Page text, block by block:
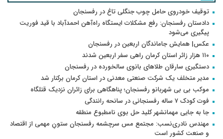
توقیف خودروی حامل چوب جنگلی تاغ در رفسنجان
دادستان رفسنجان: رفع مشکلات ایستگاه راه‌آهن احمدآباد با قید فوریت
پیگیری می‌شود
عکس| همایش جاماندگان اربعین در رفسنجان
۱۱۰ هزار زائر استان کرمان راهی سفر اربعین شدند
دستگیری سارقان طلاهای بانوی سالخورده در رفسنجان
مدیر متخلف یک شرکت صنعتی معدنی در استان کرمان برکنار شد
موکب بی بی شهربانو رفسنجان؛ پناهگاهی برای زائران نزدیک قتلگاه
فوت کودک ۷ ساله رفسنجانی در سانحه رانندگی
جا به جایی مهمانشهر کلید حل بوی نامطبوع منطقه
مهندس نادری‌نسب: مجتمع مس سرچشمه رفسنجان ستونِ مهمی از اقتصاد
و صنعت کشور است